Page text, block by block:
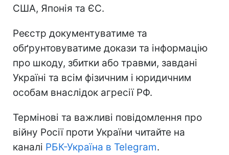
США, Японія та ЄС.
Реєстр документуватиме та
обґрунтовуватиме докази та інформацію
про шкоду, збитки або травми, завдані
Україні та всім фізичним і юридичним
особам внаслідок агресії РФ.
Термінові та важливі повідомлення про
війну Росії проти України читайте на
каналі РБК-Україна в Telegram.